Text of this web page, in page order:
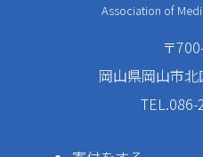
Association of
〒
岡山県岡山市